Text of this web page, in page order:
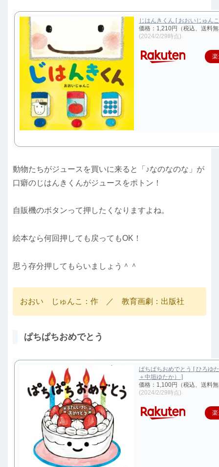
じはんきくん [ おおいじゅん
価格：1,210円（税込、送料
(2024/2/29時点)
動物たちがジュースを買いに来ると「♪なのなのな」が
口癖のじはんきくんがジュースをポトン！
自販機のボタンって押したくなりますよね。
絵本なら何回押しても戻ってもOK！
思う存分押してもらいましょう＾＾
おおい じゅんこ：作 ／ 教育画劇：出版社
ぱちぱちおめでとう
ぱちぱちおめでとう [ ひろゆ
＋中垣ゆたか） ]
価格：1,100円（税込、送料
(2024/2/29時点)